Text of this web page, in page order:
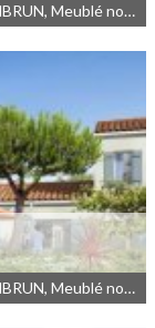
Résidence Principale, LLI_JEANBRUN, LLI, JEANBRUN, Meublé non géré, Droit commun
Résidence Principale, LLI_JEANBRUN, LLI, JEANBRUN, Meublé non géré, Droit commun